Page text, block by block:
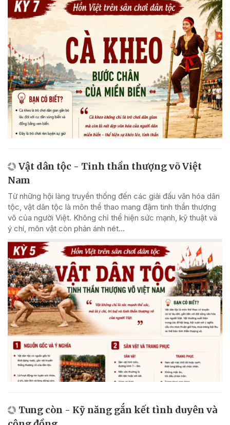
Vật dân tộc - Tinh thần thượng võ Việt
Nam
Từ những hội làng truyền thống đến các giải đấu văn hóa dân
tộc, vật dân tộc là môn thể thao mang đậm tinh thần thượng
võ của người Việt. Không chỉ thể hiện sức mạnh, kỹ thuật và
ý chí, môn vật còn phản ánh nét...
Tung còn - Kỹ năng gắn kết tình duyên và